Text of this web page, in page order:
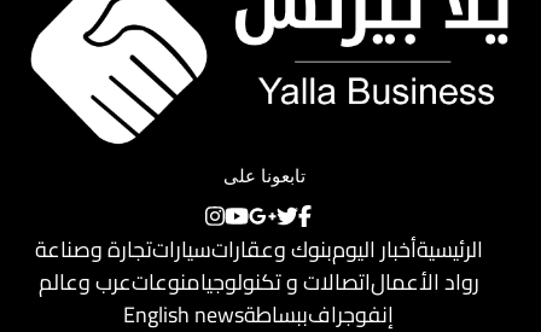
تابعونا على
الرئيسيةأخبار اليومبنوك وعقاراتسياراتتجارة وصناعة
رواد الأعمالاتصالات و تكنولوجيامنوعاتعرب وعالم
إنفوجرافببساطةEnglish news